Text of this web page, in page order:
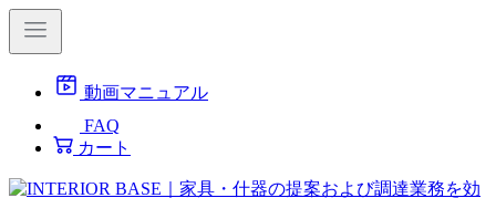
動画マニュアル
FAQ
カート